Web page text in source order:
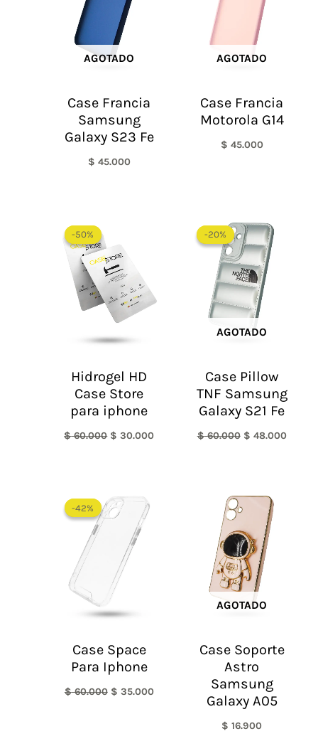
AGOTADO
Case Francia
Samsung
Galaxy S23 Fe
$ 45.000
AGOTADO
Case Francia
Motorola G14
$ 45.000
-50%
-50%
Hidrogel HD
Case Store
para iphone
$60.000
era:
$ 60.000.
$ 30.000
-20%
AGOTADO
-20%
Case Pillow
TNF Samsung
Galaxy S21 Fe
$60.000
precio
original
era:
$ 60.000.
$ 48.000
-42%
-42%
Case Space
Para Iphone
$60.000
precio
original
$ 60.000.
$ 35.000
AGOTADO
Case Soporte
Astro
Samsung
Galaxy A05
$ 16.900